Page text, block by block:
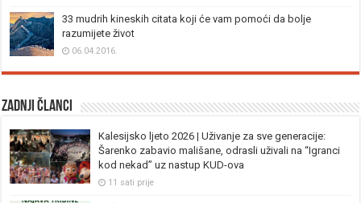
33 mudrih kineskih citata koji će vam pomoći da bolje
razumijete život
06.04.2016.
Zadnji članci
Kalesijsko ljeto 2026 | Uživanje za sve generacije:
Šarenko zabavio mališane, odrasli uživali na “Igranci
kod nekad” uz nastup KUD-ova
11 sati prije